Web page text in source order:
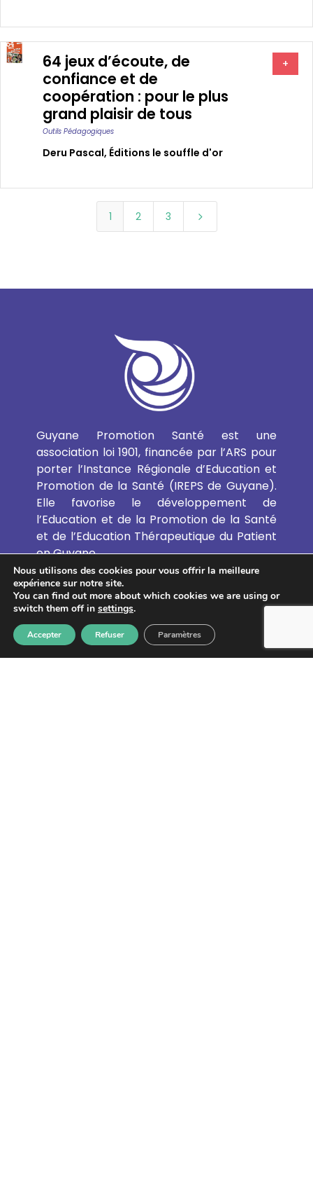
64 jeux d’écoute, de
confiance et de
coopération : pour le plus
grand plaisir de tous
Outils Pédagogiques
Deru Pascal, Éditions le souffle d'or
+
1 2 3 5
Guyane Promotion Santé est une
association loi 1901, financée par l’ARS pour
porter l’Instance Régionale d’Education et
Promotion de la Santé (IREPS de Guyane).
Elle favorise le développement de
l’Education et de la Promotion de la Santé
et de l’Education Thérapeutique du Patient
en Guyane.
EN SAVOIR PLUS
GUYANE PROMOTION SANTÉ
Nous utilisons des cookies pour vous offrir la meilleure
expérience sur notre site.
You can find out more about which cookies we are using or
switch them off in settings.
Accepter Refuser Paramètres